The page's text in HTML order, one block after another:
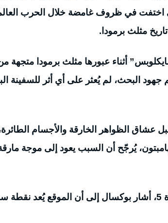
يو إس إس سايكلوبس عام 1918، والتي اختفت في ظروف غامضة خلال الحرب
مثلث برمودا.
إس سايكلوبس” أثناء عبورها مثلث برمودا متجهة
جهود البحث، لم يُعثر على أي أثر للسفينة
عشاق الظواهر الخارقة والأجسام
يُرجّح أن السبب يعود إلى موجة
وفي سلسلة وثائقية بعنوان “لغز مثلث برمودا” عرضت على قناة 5، أشار بوكسال إلى أن الموقع يُعد